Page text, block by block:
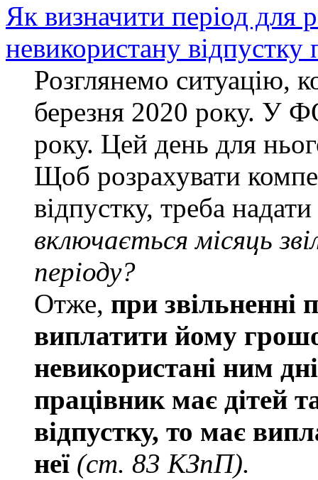
Як визначити період для
невикористану відпустку
Розглянемо ситуацію,
березня 2020 року. У
року. Цей день для
Щоб розрахувати
відпустку, треба
включається місяць
періоду?
Отже, при звільненні
виплатити йому
невикористані ним
працівник має дітей
відпустку, то має
неї (ст. 83 КЗпП).